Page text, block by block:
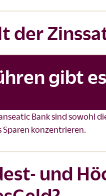
der
gibt
Bank sind sowohl
Sparen konzentrieren.
und